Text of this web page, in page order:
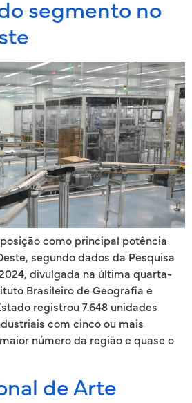
segmento no
como principal potência
segundo dados da Pesquisa
divulgada na última quarta-
Brasileiro de Geografia e
registrou 7.648 unidades
com cinco ou mais
número da região e quase o
de Arte